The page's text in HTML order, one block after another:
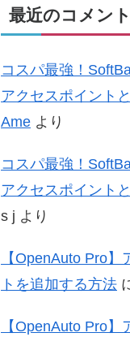
最近のコメント
コスパ最強！
アクセスポイント
Ame より
コスパ最強！
アクセスポイント
s j より
【OpenAuto Pro
トを追加する方法
【OpenAuto Pro